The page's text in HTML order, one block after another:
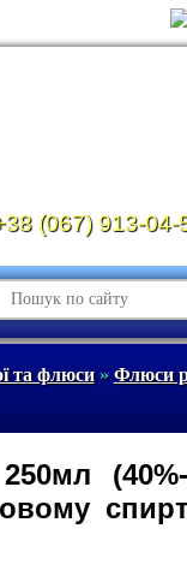
(067) 913-04-
та флюси» Флюси